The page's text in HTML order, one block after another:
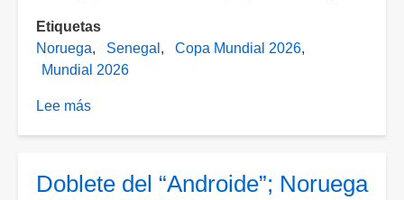
Etiquetas
Noruega
Senegal
Copa Mundial 2026
Mundial 2026
Lee más
Senegal
Doblete del “Androide”; Noruega